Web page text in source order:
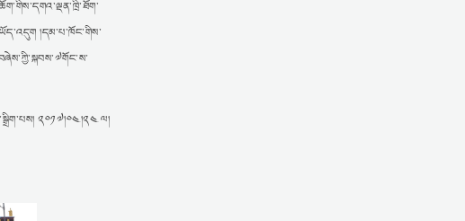
།དམ་པ་ཁོང་གིས་
༢༠༡༧།༠༤།༢༤ ལ།